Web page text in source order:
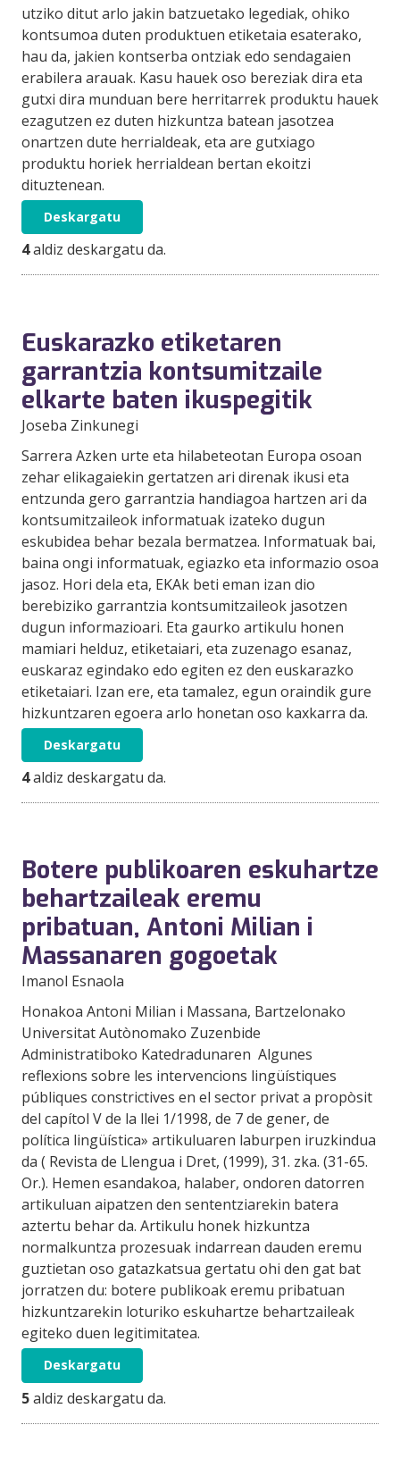
utziko ditut arlo jakin batzuetako legediak, ohiko
kontsumoa duten produktuen etiketaia esaterako,
hau da, jakien kontserba ontziak edo sendagaien
erabilera arauak. Kasu hauek oso bereziak dira eta
gutxi dira munduan bere herritarrek produktu hauek
ezagutzen ez duten hizkuntza batean jasotzea
onartzen dute herrialdeak, eta are gutxiago
produktu horiek herrialdean bertan ekoitzi
dituztenean.
Deskargatu
4aldiz deskargatu da.
Euskarazko etiketaren
garrantzia kontsumitzaile
elkarte baten ikuspegitik
Joseba Zinkunegi
Sarrera Azken urte eta hilabeteotan Europa osoan
zehar elikagaiekin gertatzen ari direnak ikusi eta
entzunda gero garrantzia handiagoa hartzen ari da
kontsumitzaileok informatuak izateko dugun
eskubidea behar bezala bermatzea. Informatuak bai,
baina ongi informatuak, egiazko eta informazio osoa
jasoz. Hori dela eta, EKAk beti eman izan dio
berebiziko garrantzia kontsumitzaileok jasotzen
dugun informazioari. Eta gaurko artikulu honen
mamiari helduz, etiketaiari, eta zuzenago esanaz,
euskaraz egindako edo egiten ez den euskarazko
etiketaiari. Izan ere, eta tamalez, egun oraindik gure
hizkuntzaren egoera arlo honetan oso kaxkarra da.
Deskargatu
4aldiz deskargatu da.
Botere publikoaren eskuhartze
behartzaileak eremu
pribatuan, Antoni Milian i
Massanaren gogoetak
Imanol Esnaola
Honakoa Antoni Milian i Massana, Bartzelonako
Universitat Autònomako Zuzenbide
Administratiboko Katedradunaren  Algunes
reflexions sobre les intervencions lingüístiques
públiques constrictives en el sector privat a propòsit
del capítol V de la llei 1/1998, de 7 de gener, de
política lingüística» artikuluaren laburpen iruzkindua
da ( Revista de Llengua i Dret, (1999), 31. zka. (31-65.
Or.). Hemen esandakoa, halaber, ondoren datorren
artikuluan aipatzen den sententziarekin batera
aztertu behar da. Artikulu honek hizkuntza
normalkuntza prozesuak indarrean dauden eremu
guztietan oso gatazkatsua gertatu ohi den gat bat
jorratzen du: botere publikoak eremu pribatuan
hizkuntzarekin loturiko eskuhartze behartzaileak
egiteko duen legitimitatea.
Deskargatu
5aldiz deskargatu da.